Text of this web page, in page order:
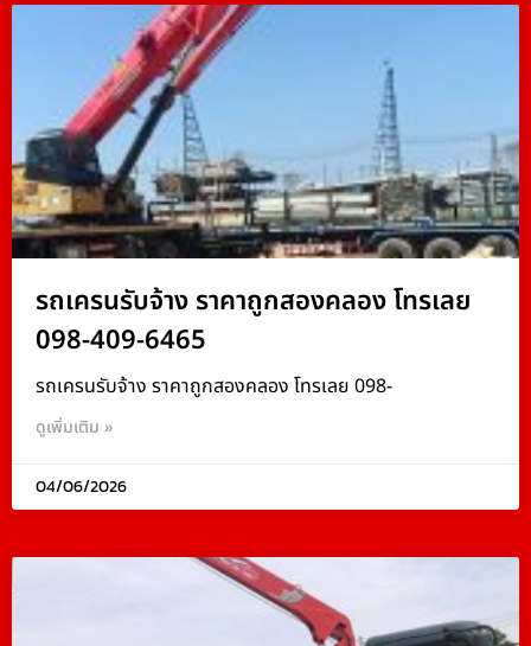
รถเครนรับจ้าง ราคาถูกสองคลอง โทรเลย
098-409-6465
รถเครนรับจ้าง ราคาถูกสองคลอง โทรเลย 098-
ดูเพิ่มเติม »
04/06/2026